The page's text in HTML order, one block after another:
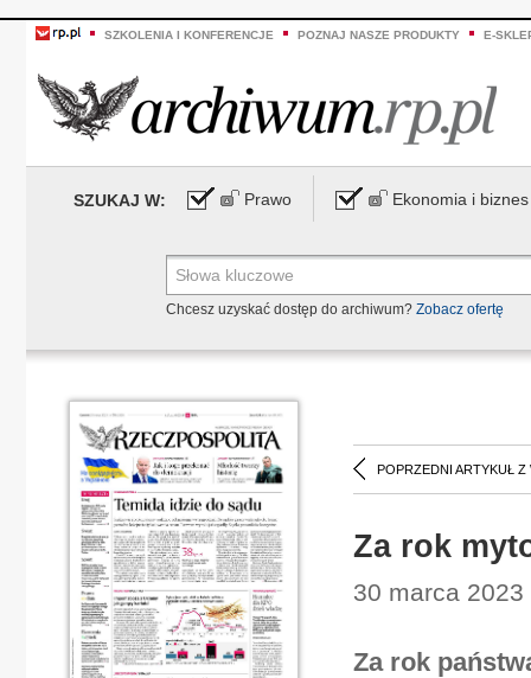
SZKOLENIA I KONFERENCJE POZNAJ NASZE PRODUKTY E-
SZUKAJ W: Prawo Ekonomia i biznes
Chcesz uzyskać dostęp do archiwum? Zobacz ofertę
POPRZEDNI ARTYKUŁ Z
Za rok
30 marca
Za rok